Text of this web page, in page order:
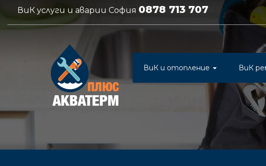
ВиК услуги и аварии София 0878 713 707
ВиК и отопление ВиК